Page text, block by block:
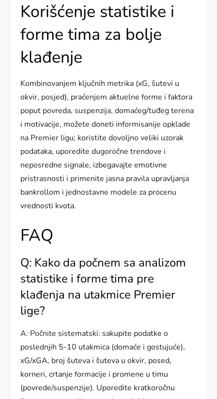
Korišćenje statistike i
forme tima za bolje
klađenje
Kombinovanjem ključnih metrika (xG, šutevi u
okvir, posjed), praćenjem aktuelne forme i faktora
poput povreda, suspenzija, domaćeg/tuđeg terena
i motivacije, možete doneti informisanije opklade
na Premier ligu; koristite dovoljno veliki uzorak
podataka, uporedite dugoročne trendove i
neposredne signale, izbegavajte emotivne
pristrasnosti i primenite jasna pravila upravljanja
bankrollom i jednostavne modele za procenu
vrednosti kvota.
FAQ
Q: Kako da počnem sa analizom
statistike i forme tima pre
klađenja na utakmice Premier
lige?
A: Počnite sistematski: sakupite podatke o
poslednjih 5-10 utakmica (domaće i gostujuće),
xG/xGA, broj šuteva i šuteva u okvir, posed,
korneri, crtanje formacije i promene u timu
(povrede/suspenzije). Uporedite kratkoročnu